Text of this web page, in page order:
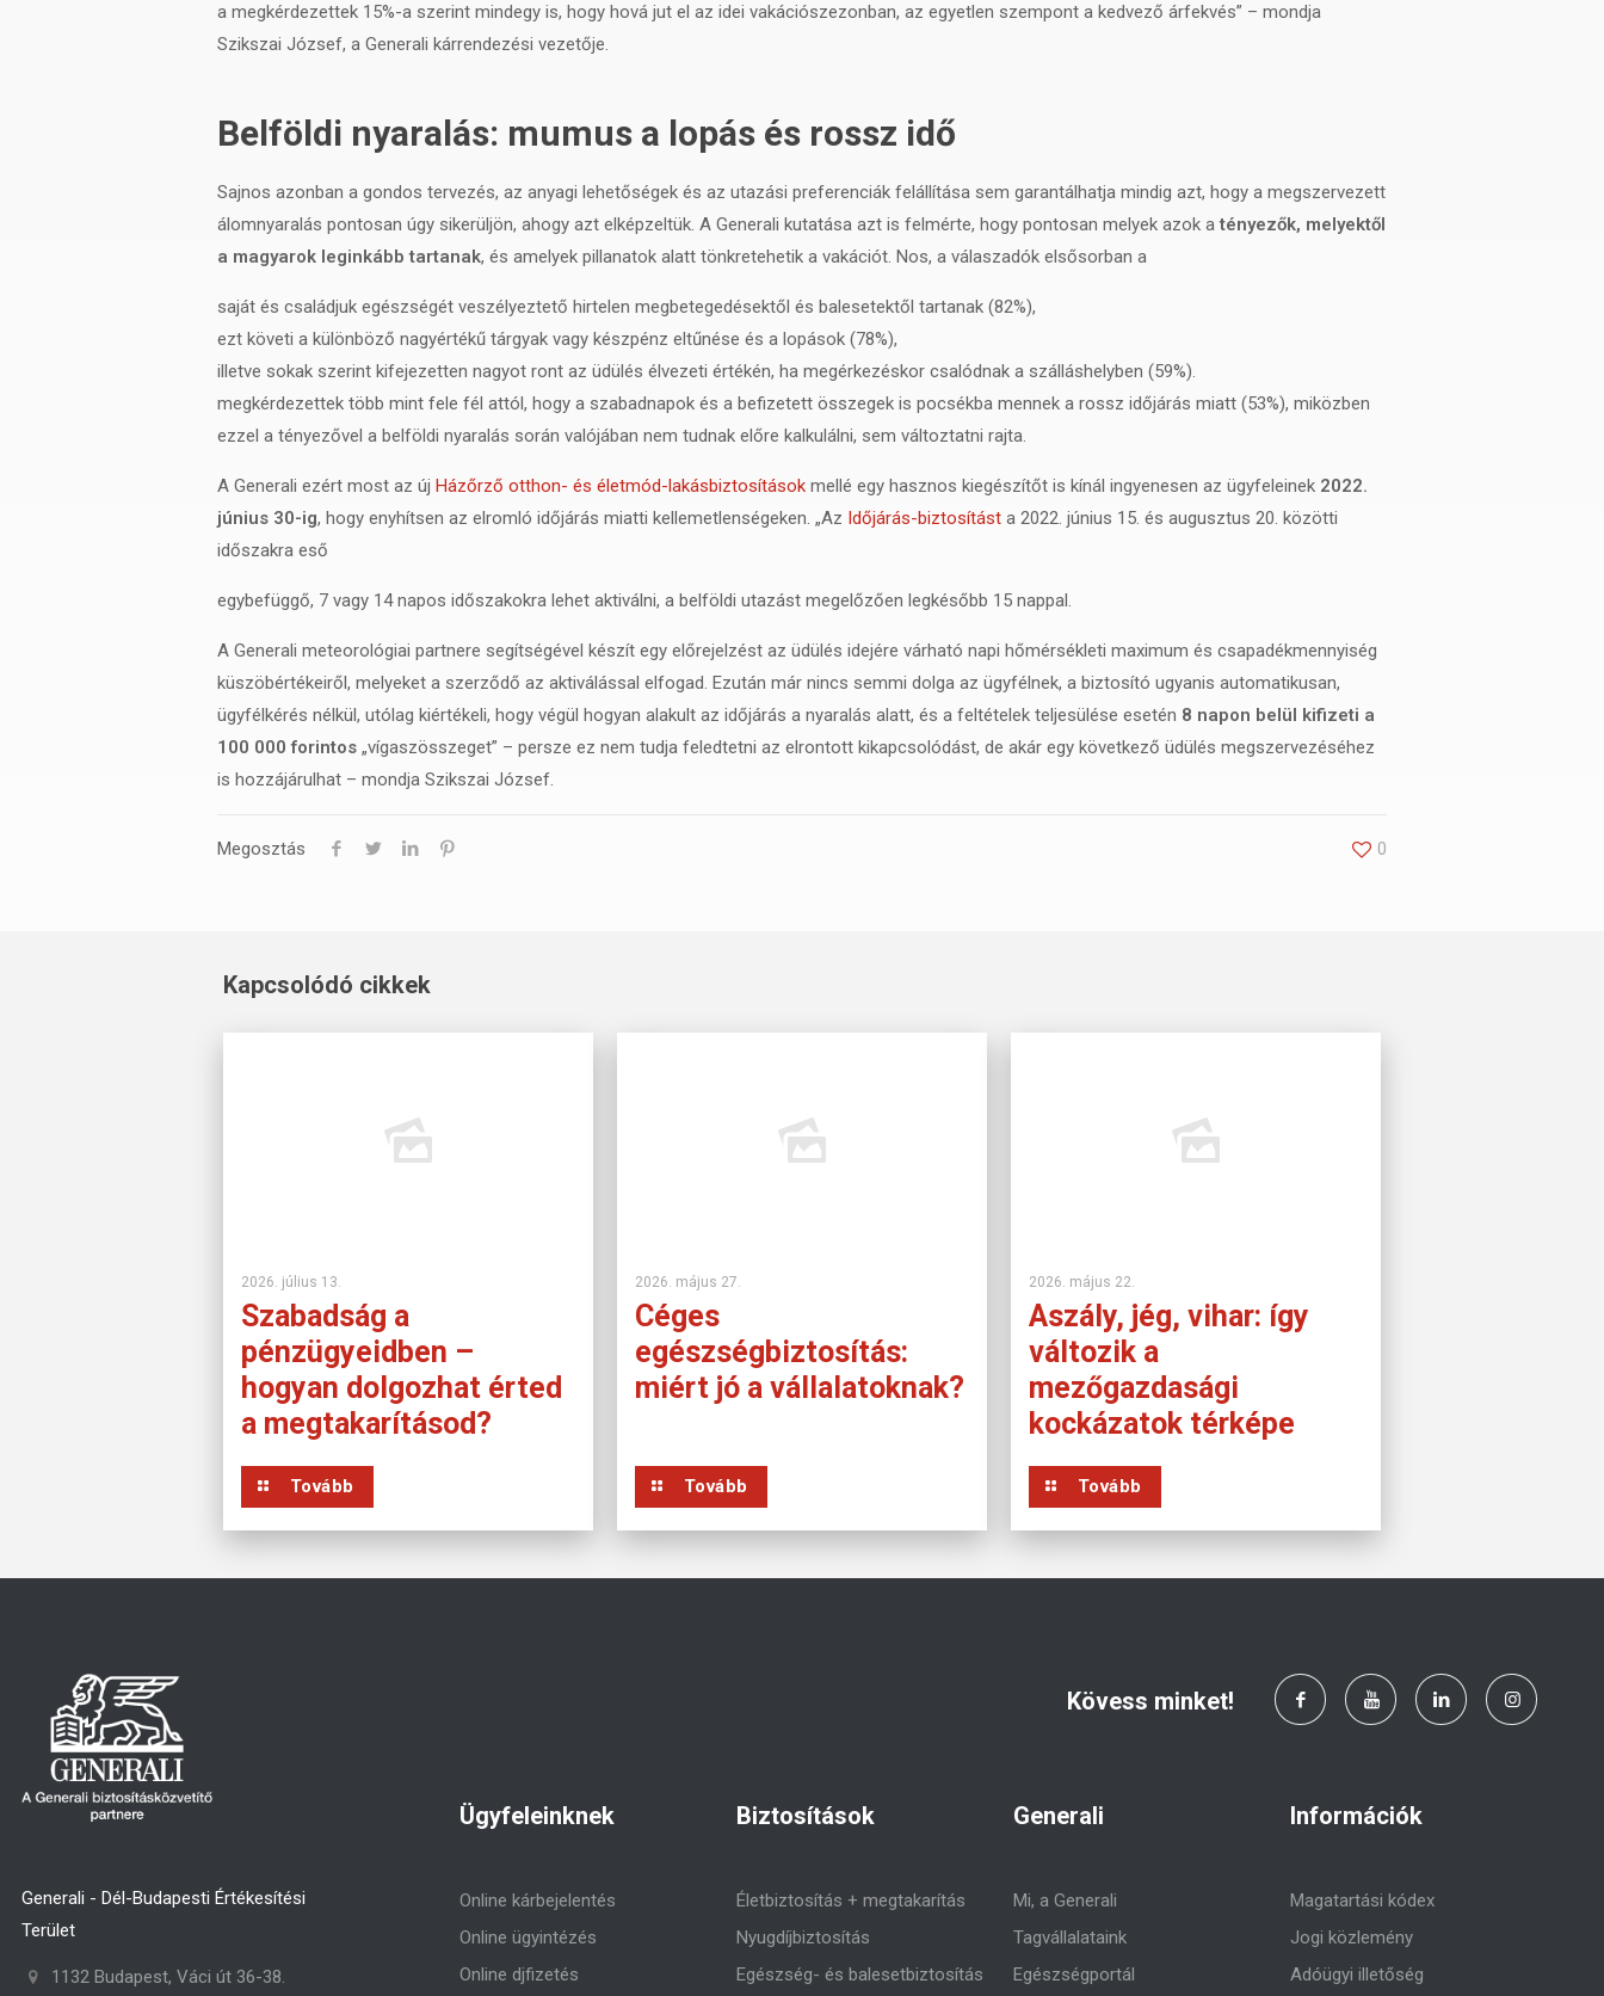
a megkérdezettek 15%-a szerint mindegy is, hogy hová jut el az idei vakációszezonban, az egyetlen szempont a kedvező árfekvés” – mondja
Szikszai József, a Generali kárrendezési vezetője.
Belföldi nyaralás: mumus a lopás és rossz idő
Sajnos azonban a gondos tervezés, az anyagi lehetőségek és az utazási preferenciák felállítása sem garantálhatja mindig azt, hogy a megszervezett
álomnyaralás pontosan úgy sikerüljön, ahogy azt elképzeltük. A Generali kutatása azt is felmérte, hogy pontosan melyek azok atényezők, melyektől
a magyarok leginkább tartanak, és amelyek pillanatok alatt tönkretehetik a vakációt. Nos, a válaszadók elsősorban a
saját és családjuk egészségét veszélyeztető hirtelen megbetegedésektől és balesetektől tartanak (82%),
ezt követi a különböző nagyértékű tárgyak vagy készpénz eltűnése és a lopások (78%),
illetve sokak szerint kifejezetten nagyot ront az üdülés élvezeti értékén, ha megérkezéskor csalódnak a szálláshelyben (59%).
megkérdezettek több mint fele fél attól, hogy a szabadnapok és a befizetett összegek is pocsékba mennek a rossz időjárás miatt (53%), miközben
ezzel a tényezővel a belföldi nyaralás során valójában nem tudnak előre kalkulálni, sem változtatni rajta.
A Generali ezért most az új Házőrző otthon- és életmód-lakásbiztosítások mellé egy hasznos kiegészítőt is kínál ingyenesen az ügyfeleinek 2022.
június 30-ig, hogy enyhítsen az elromló időjárás miatti kellemetlenségeken. „Az Időjárás-biztosítást a 2022. június 15. és augusztus 20. közötti
időszakra eső
egybefüggő, 7 vagy 14 napos időszakokra lehet aktiválni, a belföldi utazást megelőzően legkésőbb 15 nappal.
A Generali meteorológiai partnere segítségével készít egy előrejelzést az üdülés idejére várható napi hőmérsékleti maximum és csapadékmennyiség
küszöbértékeiről, melyeket a szerződő az aktiválással elfogad. Ezután már nincs semmi dolga az ügyfélnek, a biztosító ugyanis automatikusan,
ügyfélkérés nélkül, utólag kiértékeli, hogy végül hogyan alakult az időjárás a nyaralás alatt, és a feltételek teljesülése esetén 8 napon belül kifizeti a
100 000 forintos „vígaszösszeget” – persze ez nem tudja feledtetni az elrontott kikapcsolódást, de akár egy következő üdülés megszervezéséhez
is hozzájárulhat – mondja Szikszai József.
Megosztás 0
Kapcsolódó cikkek
2026. július 13.
Szabadság a
pénzügyeidben –
hogyan dolgozhat érted
a megtakarításod?
Tovább
2026. május 27.
Céges
egészségbiztosítás:
miért jó a vállalatoknak?
Tovább
2026. május 22.
Aszály, jég, vihar: így
változik a
mezőgazdasági
kockázatok térképe
Tovább
Generali - Dél-Budapesti Értékesítési
Terület
1132 Budapest, Váci út 36-38.
Kövess minket!
Ügyfeleinknek
Online kárbejelentés
Online ügyintézés
Online djfizetés
Biztosítások
Életbiztosítás + megtakarítás
Nyugdíjbiztosítás
Egészség- és balesetbiztosítás
Generali
Mi, a Generali
Tagvállalataink
Egészségportál
Információk
Magatartási kódex
Jogi közlemény
Adóügyi illetőség